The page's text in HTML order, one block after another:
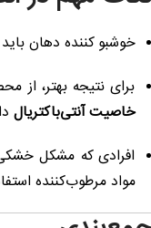
خوشبو کننده دهان
برای نتیجه بهتر، از
خاصیت آنتی‌باکتریال
افرادی که مشکل
مواد مرطوب‌کننده